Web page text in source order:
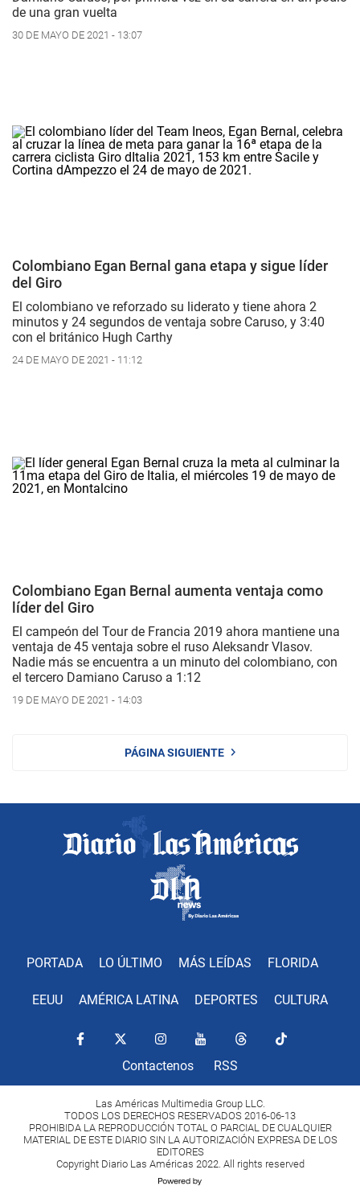
de una gran vuelta
30 DE MAYO DE 2021 - 13:07
Colombiano Egan Bernal gana etapa y sigue líder
del Giro
El colombiano ve reforzado su liderato y tiene ahora 2
minutos y 24 segundos de ventaja sobre Caruso, y 3:40
con el británico Hugh Carthy
24 DE MAYO DE 2021 - 11:12
Colombiano Egan Bernal aumenta ventaja como
líder del Giro
El campeón del Tour de Francia 2019 ahora mantiene una
ventaja de 45 ventaja sobre el ruso Aleksandr Vlasov.
Nadie más se encuentra a un minuto del colombiano, con
el tercero Damiano Caruso a 1:12
19 DE MAYO DE 2021 - 14:03
PÁGINA SIGUIENTE
PORTADA LO ÚLTIMO MÁS LEÍDAS FLORIDA
EEUU AMÉRICA LATINA DEPORTES CULTURA
Contactenos RSS
Las Américas Multimedia Group LLC.
TODOS LOS DERECHOS RESERVADOS 2016-06-13
PROHIBIDA LA REPRODUCCIÓN TOTAL O PARCIAL DE CUALQUIER
MATERIAL DE ESTE DIARIO SIN LA AUTORIZACIÓN EXPRESA DE LOS
EDITORES
Copyright Diario Las Américas 2022. All rights reserved